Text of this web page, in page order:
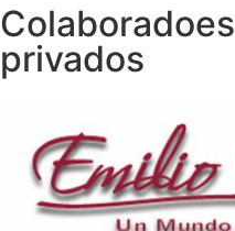
Colaboradoes
privados